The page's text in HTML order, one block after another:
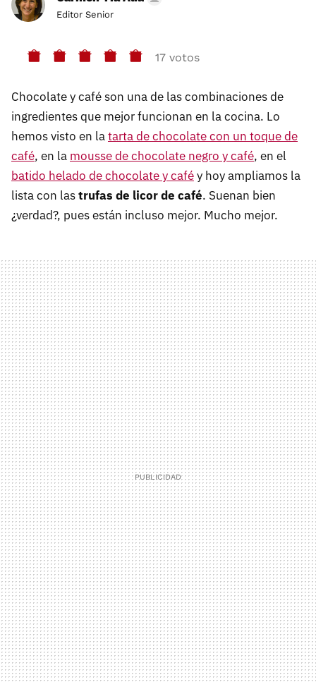
Editor Senior
17 votos
Chocolate y café son una de las combinaciones de
ingredientes que mejor funcionan en la cocina. Lo
hemos visto en latarta de chocolate con un toque de
café, en la mousse de chocolate negro y café, en el
batido helado de chocolate y caféy hoy ampliamos la
lista con lastrufas de licor de café. Suenan bien
¿verdad?, pues están incluso mejor. Mucho mejor.